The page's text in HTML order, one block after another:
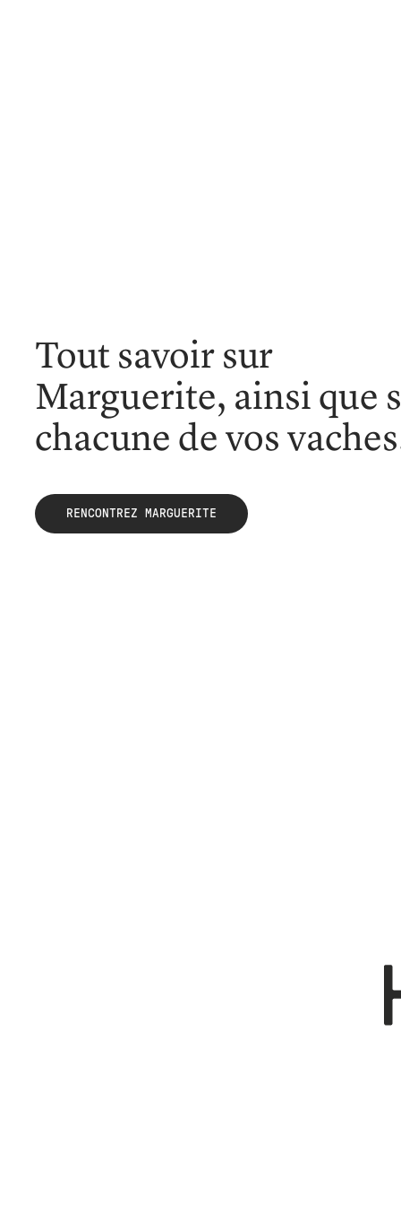
Tout savoir sur
Marguerite, ainsi que
chacune de vos
RENCONTREZ MARGUERITE